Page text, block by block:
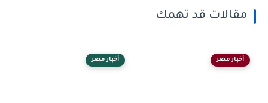
مقالات قد تهمك
أخبار مصر أخبار مصر